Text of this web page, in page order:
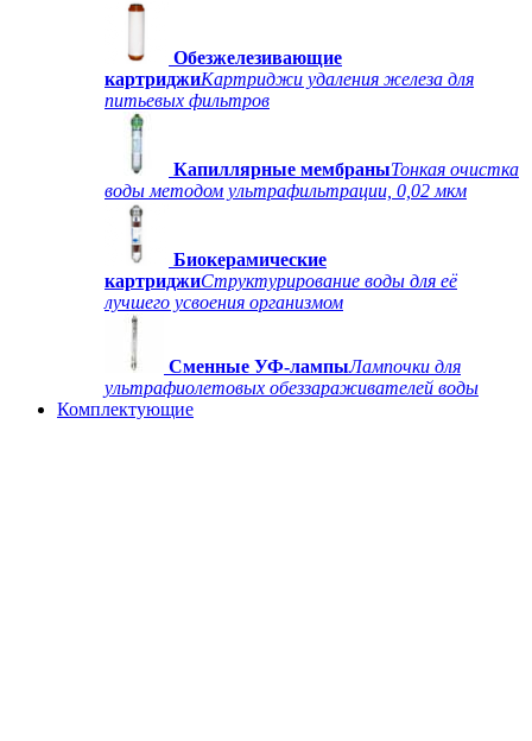
Обезжелезивающие
картриджиКартриджи удаления железа для
питьевых фильтров
Капиллярные мембраныТонкая очистка
воды методом ультрафильтрации, 0,02 мкм
Биокерамические
картриджиСтруктурирование воды для её
лучшего усвоения организмом
Сменные УФ-лампыЛампочки для
ультрафиолетовых обеззараживателей воды
Комплектующие